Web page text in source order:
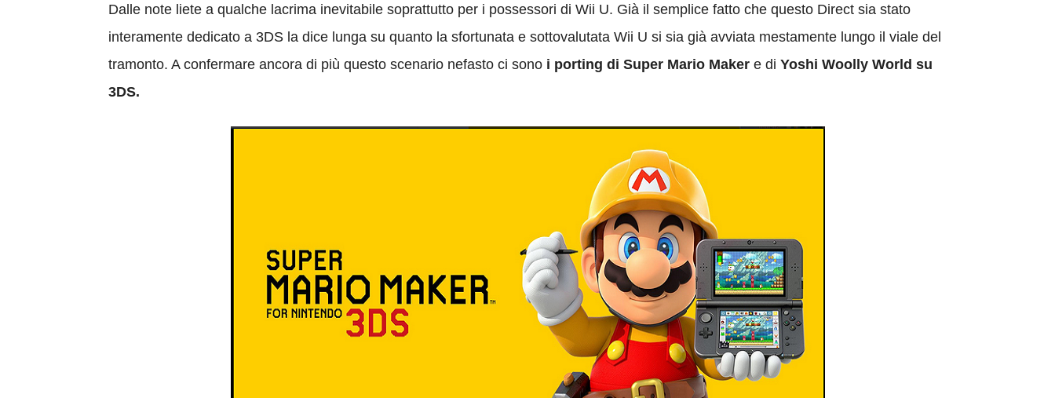
Dalle note liete a qualche lacrima inevitabile soprattutto per i possessori di Wii U. Già il semplice fatto che questo Direct sia stato
interamente dedicato a 3DS la dice lunga su quanto la sfortunata e sottovalutata Wii U si sia già avviata mestamente lungo il viale del
tramonto. A confermare ancora di più questo scenario nefasto ci sono i porting di Super Mario Maker e di Yoshi Woolly World su
3DS.